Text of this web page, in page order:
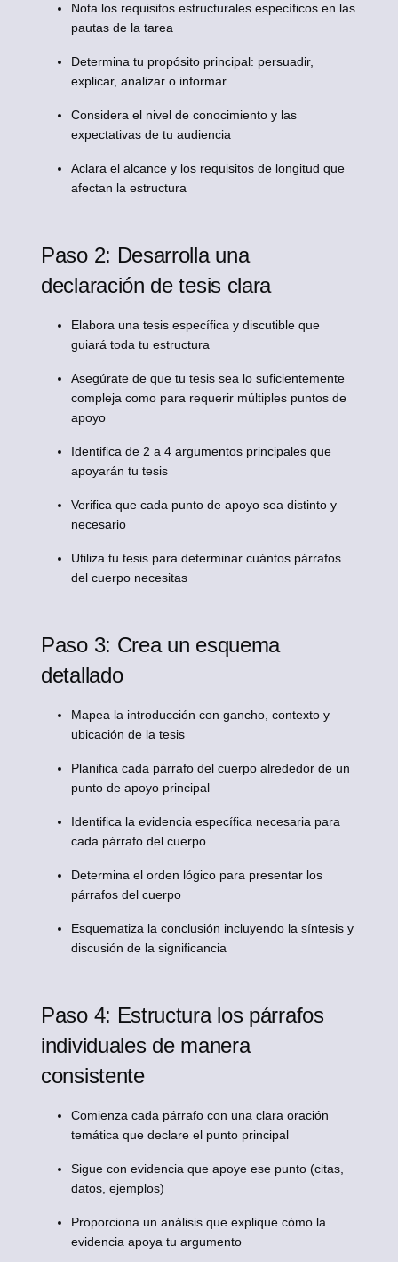
Nota los requisitos estructurales específicos en las
pautas de la tarea
Determina tu propósito principal: persuadir,
explicar, analizar o informar
Considera el nivel de conocimiento y las
expectativas de tu audiencia
Aclara el alcance y los requisitos de longitud que
afectan la estructura
Paso 2: Desarrolla una
declaración de tesis clara
Elabora una tesis específica y discutible que
guiará toda tu estructura
Asegúrate de que tu tesis sea lo suficientemente
compleja como para requerir múltiples puntos de
apoyo
Identifica de 2 a 4 argumentos principales que
apoyarán tu tesis
Verifica que cada punto de apoyo sea distinto y
necesario
Utiliza tu tesis para determinar cuántos párrafos
del cuerpo necesitas
Paso 3: Crea un esquema
detallado
Mapea la introducción con gancho, contexto y
ubicación de la tesis
Planifica cada párrafo del cuerpo alrededor de un
punto de apoyo principal
Identifica la evidencia específica necesaria para
cada párrafo del cuerpo
Determina el orden lógico para presentar los
párrafos del cuerpo
Esquematiza la conclusión incluyendo la síntesis y
discusión de la significancia
Paso 4: Estructura los párrafos
individuales de manera
consistente
Comienza cada párrafo con una clara oración
temática que declare el punto principal
Sigue con evidencia que apoye ese punto (citas,
datos, ejemplos)
Proporciona un análisis que explique cómo la
evidencia apoya tu argumento